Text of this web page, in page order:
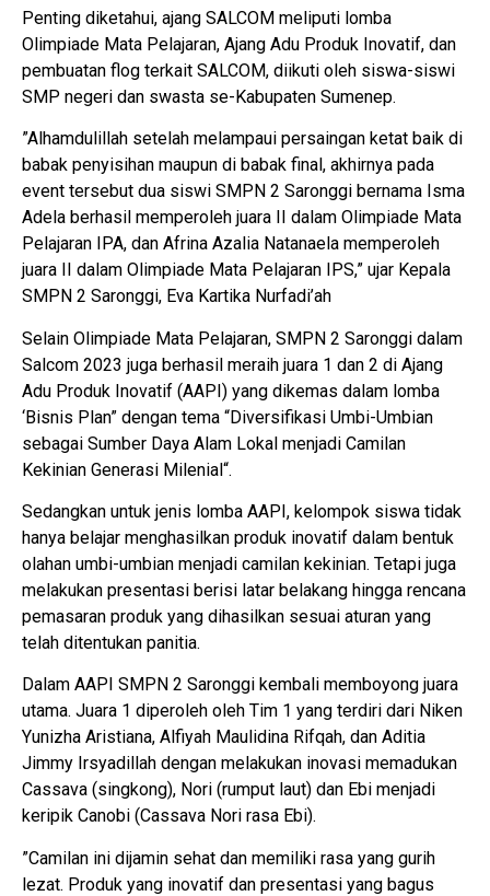
Penting diketahui, ajang SALCOM meliputi lomba
Olimpiade Mata Pelajaran, Ajang Adu Produk Inovatif, dan
pembuatan flog terkait SALCOM, diikuti oleh siswa-siswi
SMP negeri dan swasta se-Kabupaten Sumenep.
”Alhamdulillah setelah melampaui persaingan ketat baik di
babak penyisihan maupun di babak final, akhirnya pada
event tersebut dua siswi SMPN 2 Saronggi bernama Isma
Adela berhasil memperoleh juara II dalam Olimpiade Mata
Pelajaran IPA, dan Afrina Azalia Natanaela memperoleh
juara II dalam Olimpiade Mata Pelajaran IPS,” ujar Kepala
SMPN 2 Saronggi, Eva Kartika Nurfadi’ah
Selain Olimpiade Mata Pelajaran, SMPN 2 Saronggi dalam
Salcom 2023 juga berhasil meraih juara 1 dan 2 di Ajang
Adu Produk Inovatif (AAPI) yang dikemas dalam lomba
‘Bisnis Plan” dengan tema “Diversifikasi Umbi-Umbian
sebagai Sumber Daya Alam Lokal menjadi Camilan
Kekinian Generasi Milenial“.
Sedangkan untuk jenis lomba AAPI, kelompok siswa tidak
hanya belajar menghasilkan produk inovatif dalam bentuk
olahan umbi-umbian menjadi camilan kekinian. Tetapi juga
melakukan presentasi berisi latar belakang hingga rencana
pemasaran produk yang dihasilkan sesuai aturan yang
telah ditentukan panitia.
Dalam AAPI SMPN 2 Saronggi kembali memboyong juara
utama. Juara 1 diperoleh oleh Tim 1 yang terdiri dari Niken
Yunizha Aristiana, Alfiyah Maulidina Rifqah, dan Aditia
Jimmy Irsyadillah dengan melakukan inovasi memadukan
Cassava (singkong), Nori (rumput laut) dan Ebi menjadi
keripik Canobi (Cassava Nori rasa Ebi).
”Camilan ini dijamin sehat dan memiliki rasa yang gurih
lezat. Produk yang inovatif dan presentasi yang bagus